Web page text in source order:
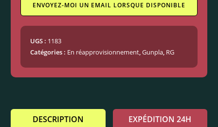
ENVOYEZ-MOI UN EMAIL LORSQUE DISPONIBLE
UGS : 1183
Catégories : En réapprovisionnement,Gunpla, RG
DESCRIPTION EXPÉDITION 24H